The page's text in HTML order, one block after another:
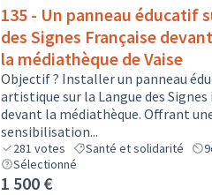
135 - Un panneau éducatif
des Signes Française
la médiathèque de Vaise
Objectif ? Installer un panneau
artistique sur la Langue des Signes
devant la médiathèque. Offrant
sensibilisation...
281 votes Santé et solidarité
Sélectionné
1 500 €